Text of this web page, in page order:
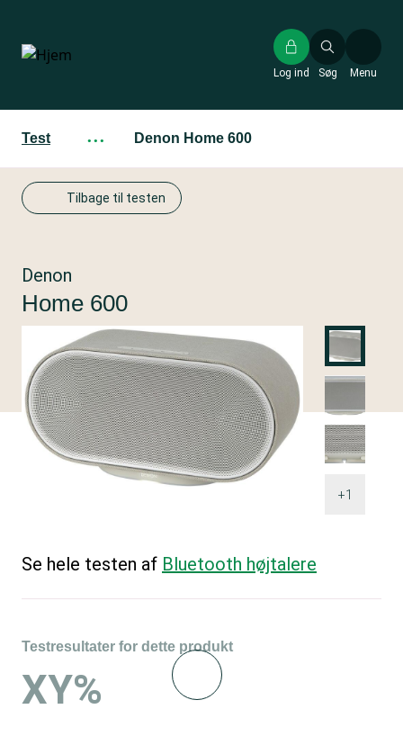
hovedindhold
Søg
Log ind Menu
Test ··· Denon Home 600
Tilbage til testen
+1
Denon
Home 600
Se hele testen af Bluetooth højtalere
Testresultater for dette produkt
XY%